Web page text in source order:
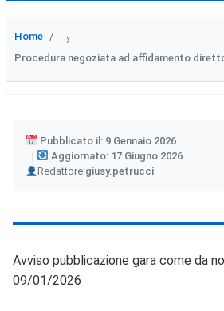
Home ›
Procedura negoziata ad affidamento
Pubblicato il: 9 Gennaio 2026
Aggiornato: 17 Giugno 2026
Redattore:
Author giusy.petrucci
Avviso pubblicazione gara come da
09/01/2026